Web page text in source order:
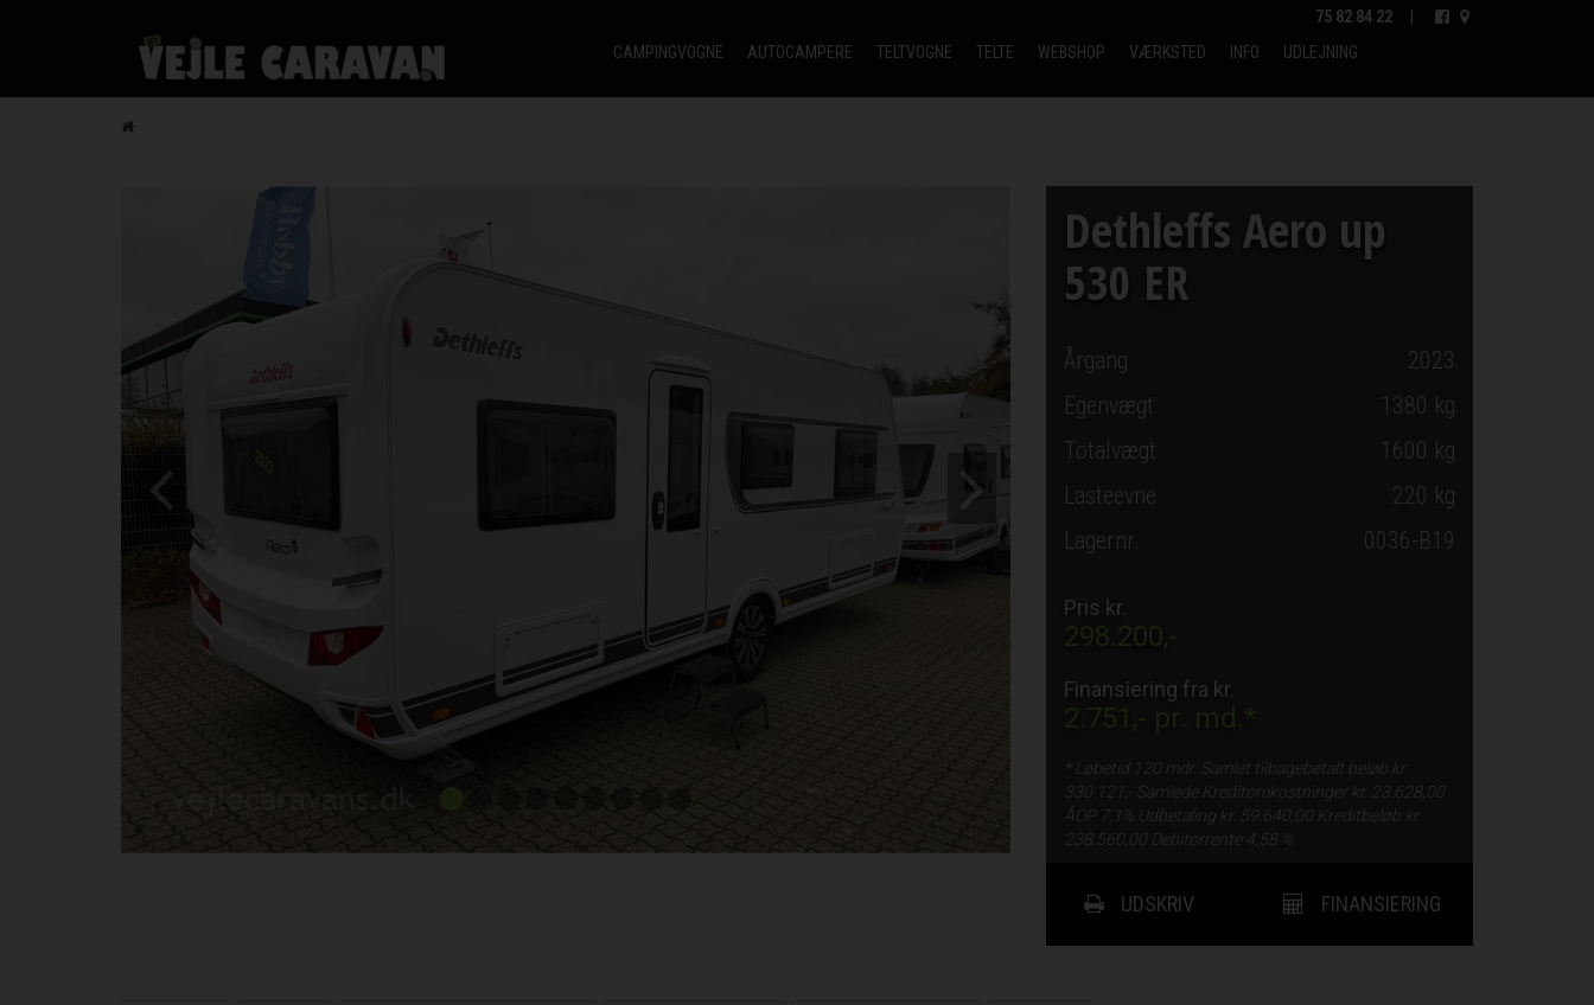
75 82 84 22
CAMPINGVOGNE
AUTOCAMPERE TELTVOGNE TELTE WEBSHOP VÆRKSTED INFO UDLEJNING
Dethleffs Aero up
530 ER
Årgang
2023
Egenvægt
1380 kg
Totalvægt
1600 kg
Lasteevne
220 kg
Lagernr.
0036-B19
Pris kr.
298.200,-
Finansiering fra kr.
2.751,- pr. md.*
* Løbetid 120 mdr. Samlet tilbagebetalt beløb kr.
330.121,-
Samlede Kreditomkostninger kr.
23.628,00
ÅOP
7,1% Udbetaling kr. 59.640,00 Kreditbeløb kr.
238.560,00 Debitorrente 4,58 %
UDSKRIV FINANSIERING